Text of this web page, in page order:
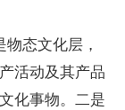
态文化层，
活动及其产品
化事物。二是